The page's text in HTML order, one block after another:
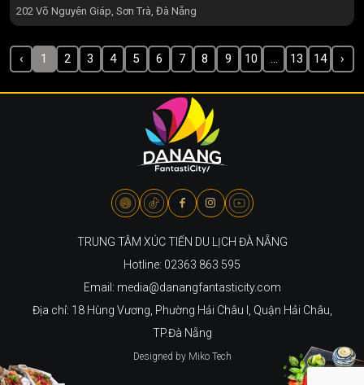
202 Võ Nguyên Giáp, Sơn Trà, Đà Nẵng
‹ 1 2 3 4 5 6 7 8 9 10 ... 13 14 ›
TRUNG TÂM XÚC TIẾN DU LỊCH ĐÀ NẴNG
Hotline: 02363 863 595
Email: media@danangfantasticity.com
Địa chỉ: 18 Hùng Vương, Phường Hải Châu I, Quận Hải Châu,
TP.Đà Nẵng
Designed by Miko Tech